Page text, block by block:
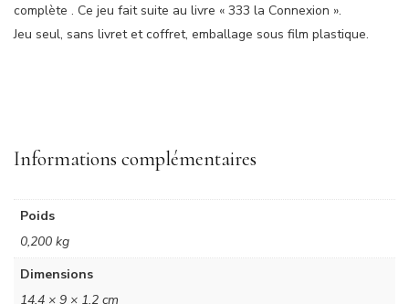
complète . Ce jeu fait suite au livre « 333 la Connexion ».
Jeu seul, sans livret et coffret, emballage sous film plastique.
Informations complémentaires
Poids
0,200 kg
Dimensions
14,4 × 9 × 1,2 cm